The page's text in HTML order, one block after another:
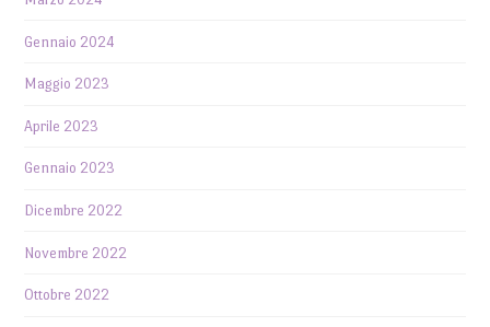
Gennaio 2024
Maggio 2023
Aprile 2023
Gennaio 2023
Dicembre 2022
Novembre 2022
Ottobre 2022